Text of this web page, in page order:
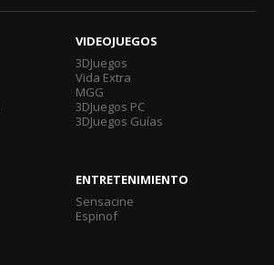
VIDEOJUEGOS
3DJuegos
Vida Extra
MGG
3DJuegos PC
3DJuegos Guías
ENTRETENIMIENTO
Sensacine
Espinof